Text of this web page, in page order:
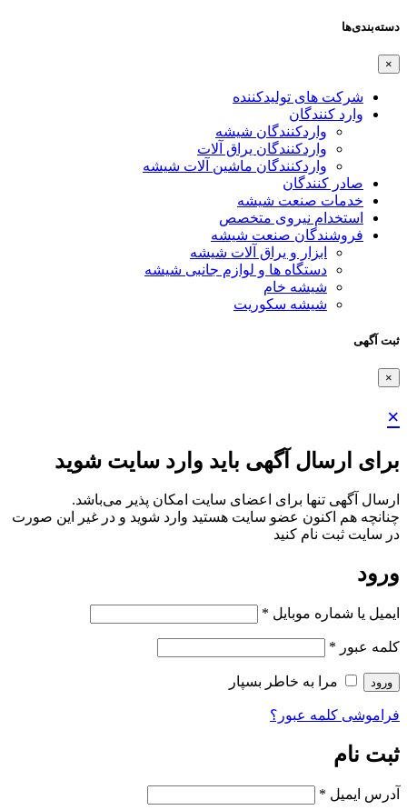
دسته‌بندی‌ها
×
شرکت های تولیدکننده
وارد کنندگان
واردکنندگان شیشه
واردکنندگان یراق آلات
واردکنندگان ماشین آلات شیشه
صادر کنندگان
خدمات صنعت شیشه
استخدام نیروی متخصص
فروشندگان صنعت شیشه
ابزار و یراق آلات شیشه
دستگاه ها و لوازم جانبی شیشه
شیشه خام
شیشه سکوریت
ثبت آگهی
×
×
برای ارسال آگهی باید وارد سایت شوید
ارسال آگهی تنها برای اعضای سایت امکان پذیر می‌باشد.
چنانچه هم‌ اکنون عضو سایت هستید وارد شوید و در غیر این صورت
در سایت ثبت نام کنید
ورود
ایمیل یا شماره موبایل *
کلمه عبور *
ورود مرا به خاطر بسپار
فراموشی کلمه عبور؟
ثبت نام
آدرس ایمیل *